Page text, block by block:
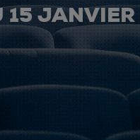
15 JANVIER